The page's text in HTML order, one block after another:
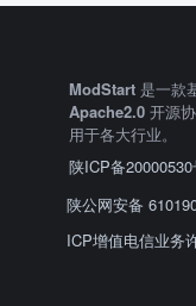
ModStart 是一款
Apache2.0 开源
用于各大行业。
陕ICP备
陕公网安备
ICP增值电信业务